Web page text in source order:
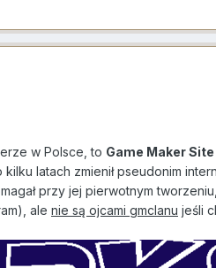
w Polsce, to Game Maker Site
kilku latach zmienił pseudonim
przy jej pierwotnym
ale nie są ojcami gmclanu jeśli